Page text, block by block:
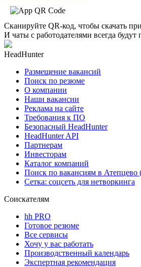
Сканируйте QR-код, чтобы скачать
И чаты с работодателями всегда будут
HeadHunter
Размещение вакансий
Поиск по резюме
О компании
Наши вакансии
Реклама на сайте
Требования к ПО
Безопасный HeadHunter
HeadHunter API
Партнерам
Инвесторам
Каталог компаний
Поиск по вакансиям в Атепцево
Сетка: соцсеть для нетворкинга
Соискателям
hh PRO
Готовое резюме
Все сервисы
Хочу у вас работать
Производственный календарь
Экспертная рекомендация